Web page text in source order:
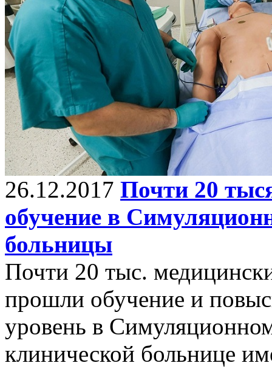
26.12.2017 Почти 20
обучение в
больницы
Почти 20 тыс.
прошли обучение и
уровень в
клинической больнице